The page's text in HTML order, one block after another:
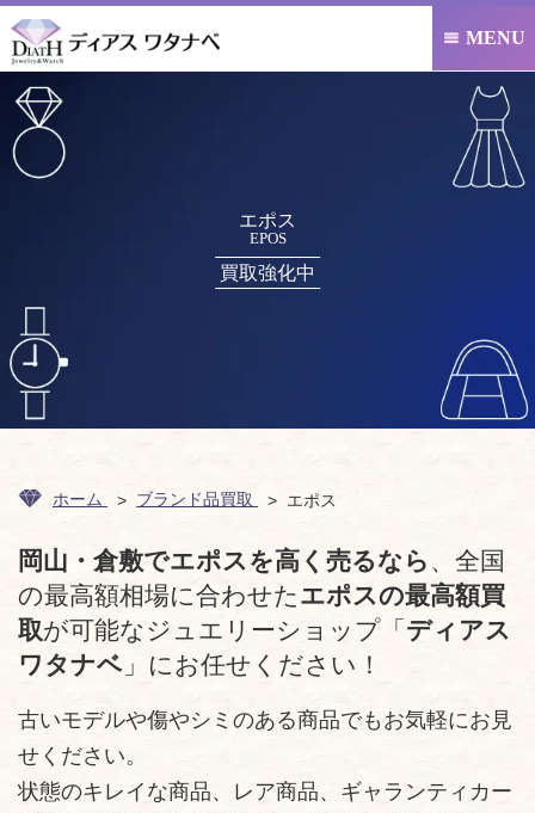
 MENU
エポス
EPOS
買取強化中
ホーム ブランド品買取 エポス
岡山・倉敷でエポスを高く売るなら 、全国
の最高額相場に合わせたエポスの最高額買
取が可能なジュエリーショップ「 ディアス
ワタナベ 」にお任せください！
古いモデルや傷やシミのある商品でもお気軽にお見
せください。
状態のキレイな商品、レア商品、ギャランティカー